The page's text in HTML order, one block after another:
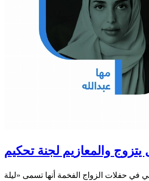
يتزوج والمعازيم لجنة تحكيم
في حفلات الزواج الفخمة أنها تسمى «ليلة